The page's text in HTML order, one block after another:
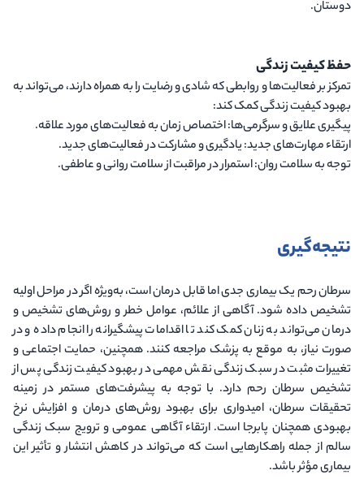
دوستان.
حفظ کیفیت زندگی
تمرکز بر فعالیت‌ها و روابطی که شادی و رضایت را به همراه دارند، می‌تواند به
بهبود کیفیت زندگی کمک کند:
پیگیری علایق و سرگرمی‌ها: اختصاص زمان به فعالیت‌های مورد علاقه.
ارتقاء مهارت‌های جدید: یادگیری و مشارکت در فعالیت‌های جدید.
توجه به سلامت روان: استمرار در مراقبت از سلامت روانی و عاطفی.
نتیجه‌گیری
سرطان رحم یک بیماری جدی اما قابل درمان است، به‌ویژه اگر در مراحل اولیه
تشخیص داده شود. آگاهی از علائم، عوامل خطر و روش‌های تشخیص و
درمان می‌تواند به زنان کمک کند تا اقدامات پیشگیرانه را انجام داده و در
صورت نیاز، به موقع به پزشک مراجعه کنند. همچنین، حمایت اجتماعی و
تغییرات مثبت در سبک زندگی نقش مهمی در بهبود کیفیت زندگی پس از
تشخیص سرطان رحم دارد. با توجه به پیشرفت‌های مستمر در زمینه
تحقیقات سرطان، امیدواری برای بهبود روش‌های درمان و افزایش نرخ
بهبودی همچنان پابرجا است. ارتقاء آگاهی عمومی و ترویج سبک زندگی
سالم از جمله راهکارهایی است که می‌تواند در کاهش انتشار و تأثیر این
بیماری مؤثر باشد.